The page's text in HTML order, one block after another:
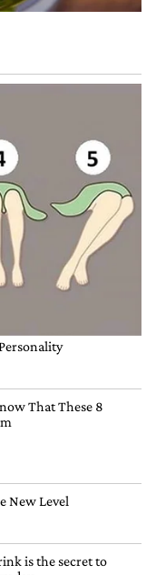
COMPARTIR
MARCAR
COMO
INAPROPIADO
DE 2022
??lo mas
,sumen
los ojos para
Y NO EN UDS
COMO